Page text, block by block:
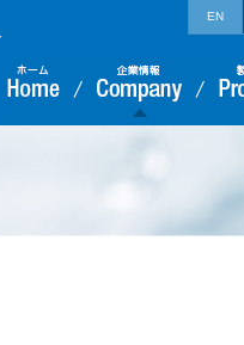
EN